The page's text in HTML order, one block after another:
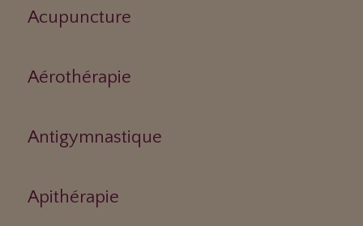
Acupuncture
Aérothérapie
Antigymnastique
Apithérapie